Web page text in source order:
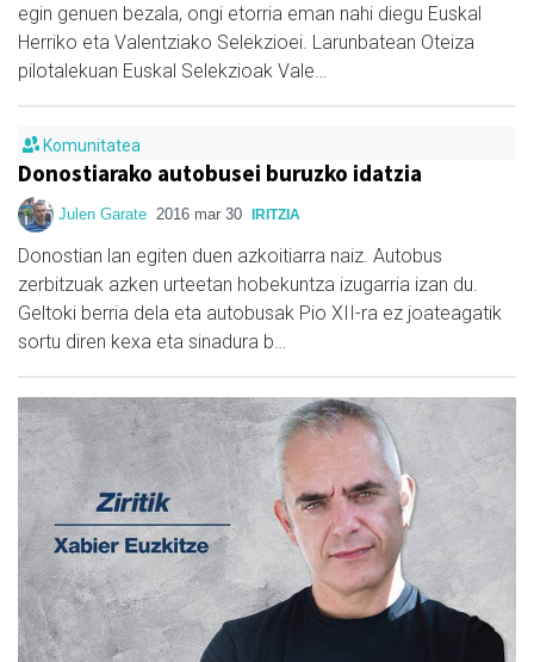
egin genuen bezala, ongi etorria eman nahi diegu Euskal
Herriko eta Valentziako Selekzioei. Larunbatean Oteiza
pilotalekuan Euskal Selekzioak Vale…
Komunitatea
Donostiarako autobusei buruzko idatzia
Julen Garate 2016 mar 30 IRITZIA
Donostian lan egiten duen azkoitiarra naiz. Autobus
zerbitzuak azken urteetan hobekuntza izugarria izan du.
Geltoki berria dela eta autobusak Pio XII-ra ez joateagatik
sortu diren kexa eta sinadura b…